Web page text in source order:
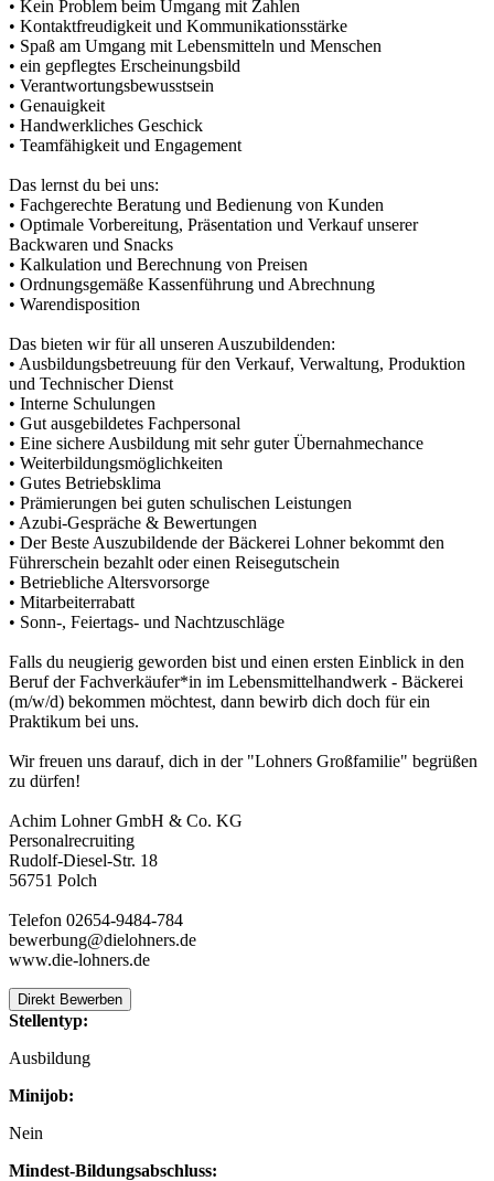
• Kein Problem beim Umgang mit Zahlen
• Kontaktfreudigkeit und Kommunikationsstärke
• Spaß am Umgang mit Lebensmitteln und Menschen
• ein gepflegtes Erscheinungsbild
• Verantwortungsbewusstsein
• Genauigkeit
• Handwerkliches Geschick
• Teamfähigkeit und Engagement
Das lernst du bei uns:
• Fachgerechte Beratung und Bedienung von Kunden
• Optimale Vorbereitung, Präsentation und Verkauf unserer
Backwaren und Snacks
• Kalkulation und Berechnung von Preisen
• Ordnungsgemäße Kassenführung und Abrechnung
• Warendisposition
Das bieten wir für all unseren Auszubildenden:
• Ausbildungsbetreuung für den Verkauf, Verwaltung, Produktion
und Technischer Dienst
• Interne Schulungen
• Gut ausgebildetes Fachpersonal
• Eine sichere Ausbildung mit sehr guter Übernahmechance
• Weiterbildungsmöglichkeiten
• Gutes Betriebsklima
• Prämierungen bei guten schulischen Leistungen
• Azubi-Gespräche & Bewertungen
• Der Beste Auszubildende der Bäckerei Lohner bekommt den
Führerschein bezahlt oder einen Reisegutschein
• Betriebliche Altersvorsorge
• Mitarbeiterrabatt
• Sonn-, Feiertags- und Nachtzuschläge
Falls du neugierig geworden bist und einen ersten Einblick in den
Beruf der Fachverkäufer*in im Lebensmittelhandwerk - Bäckerei
(m/w/d) bekommen möchtest, dann bewirb dich doch für ein
Praktikum bei uns.
Wir freuen uns darauf, dich in der "Lohners Großfamilie" begrüßen
zu dürfen!
Achim Lohner GmbH & Co. KG
Personalrecruiting
Rudolf-Diesel-Str. 18
56751 Polch
Telefon 02654-9484-784
bewerbung@dielohners.de
www.die-lohners.de
Direkt Bewerben
Stellentyp:
Ausbildung
Minijob:
Nein
Mindest-Bildungsabschluss: